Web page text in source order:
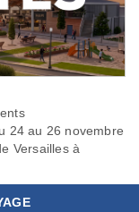
24 au 26 novembre
Versailles à